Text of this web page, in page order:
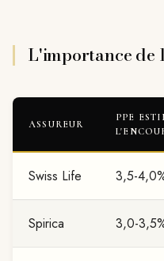
L'importance de
ASSUREUR
PPE
Swiss Life 3,5-
Spirica 3,0-